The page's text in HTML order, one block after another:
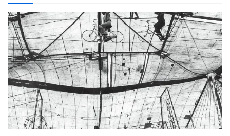
2
para aprender a atender
adultos mayores
3
REGIONALES ÚLTIMA HORA
Mariño fortalece capacidad
operativa con flota
vehicular de 60 unidades
adquiridas en un año de
gestión
REGIONALES ÚLTIMA HORA